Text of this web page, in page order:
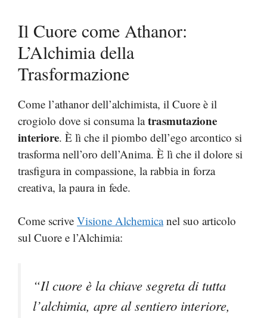
Il Cuore come Athanor:
L’Alchimia della
Trasformazione
Come l’athanor dell’alchimista, il Cuore è il
crogiolo dove si consuma latrasmutazione
interiore. È lì che il piombo dell’ego arcontico si
trasforma nell’oro dell’Anima. È lì che il dolore si
trasfigura in compassione, la rabbia in forza
creativa, la paura in fede.
Come scrive Visione Alchemicanel suo articolo
sul Cuore e l’Alchimia:
“Il cuore è la chiave segreta di tutta
l’alchimia, apre al sentiero interiore,